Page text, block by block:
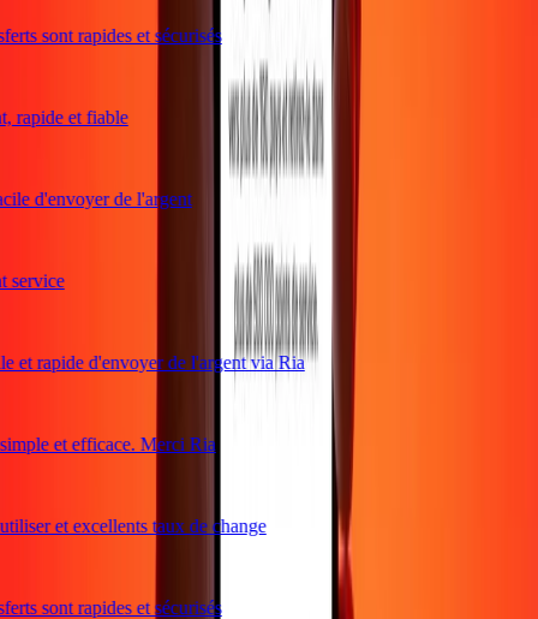
sont rapides et sécurisés
et fiable
d'envoyer de l'argent
rapide d'envoyer de l'argent via Ria
et efficace. Merci Ria
et excellents taux de change
sont rapides et sécurisés